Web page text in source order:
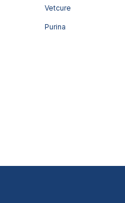
Vetcure
Purina